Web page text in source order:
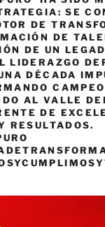
SE
DE
DE
DE UN
LIDERAZGO
DÉCADA
AL VALLE
DE
RESULTADOS.